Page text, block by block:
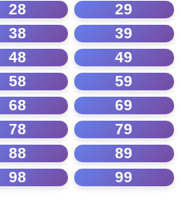
28
29
38
39
48
49
58
59
68
69
78
79
88
89
98 99